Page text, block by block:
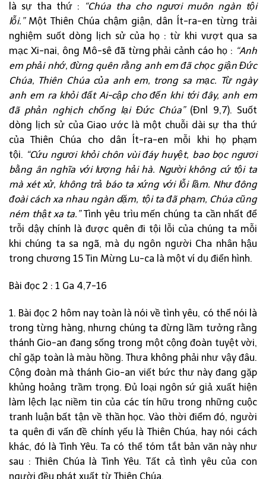
là sự tha thứ :
“Chúa tha cho ngươi muôn ngàn tội
lỗi.”Một Thiên Chúa chậm giận, dân Ít-ra-en từng trải
nghiệm suốt dòng lịch sử của họ : từ khi vượt qua sa
mạc Xi-nai, ông Mô-sê đã từng phải cảnh cáo họ : “Anh
em phải nhớ, đừng quên rằng anh em đã chọc giận Đức
Chúa, Thiên Chúa của anh em, trong sa mạc. Từ ngày
anh em ra khỏi đất Ai-cập cho đến khi tới đây, anh em
đã phản nghịch chống lại Đức Chúa”(Đnl 9,7). Suốt
dòng lịch sử của Giao ước là một chuỗi dài sự tha thứ
của Thiên Chúa cho dân Ít-ra-en mỗi khi họ phạm
tội. “Cứu ngươi khỏi chôn vùi đáy huyệt, bao bọc ngươi
bằng ân nghĩa với lượng hải hà. Người không cứ tội ta
mà xét xử, không trả báo ta xứng với lỗi lầm. Như đông
đoài cách xa nhau ngàn dặm, tội ta đã phạm, Chúa cũng
ném thật xa ta.”Tình yêu trìu mến chúng ta cần nhất để
trỗi dậy chính là được quên đi tội lỗi của chúng ta mỗi
khi chúng ta sa ngã, mà dụ ngôn người Cha nhân hậu
trong chương 15 Tin Mừng Lu-ca là một ví dụ điển hình.
Bài đọc 2 : 1 Ga 4,7-16
1. Bài đọc 2 hôm nay toàn là nói về tình yêu, có thể nói là
trong từng hàng, nhưng chúng ta đừng lầm tưởng rằng
thánh Gio-an đang sống trong một cộng đoàn tuyệt vời,
chỉ gặp toàn là màu hồng. Thưa không phải như vậy đâu.
Cộng đoàn mà thánh Gio-an viết bức thư này đang gặp
khủng hoảng trầm trọng. Đủ loại ngôn sứ giả xuất hiện
làm lệch lạc niềm tin của các tín hữu trong những cuộc
tranh luận bất tận về thần học. Vào thời điểm đó, người
ta quên đi vấn đề chính yếu là Thiên Chúa, hay nói cách
khác, đó là Tình Yêu. Ta có thể tóm tắt bản văn này như
sau : Thiên Chúa là Tình Yêu. Tất cả tình yêu của con
người đều phát xuất từ Thiên Chúa.